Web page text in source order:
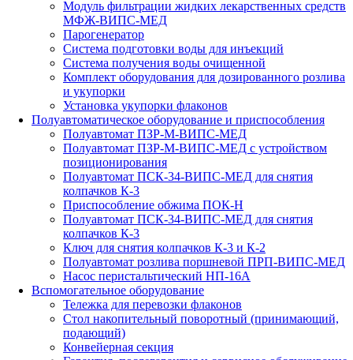
Модуль фильтрации жидких лекарственных средств
МФЖ-ВИПС-МЕД
Парогенератор
Система подготовки воды для инъекций
Система получения воды очищенной
Комплект оборудования для дозированного розлива
и укупорки
Установка укупорки флаконов
Полуавтоматическое оборудование и приспособления
Полуавтомат ПЗР-М-ВИПС-МЕД
Полуавтомат ПЗР-М-ВИПС-МЕД с устройством
позиционирования
Полуавтомат ПСК-34-ВИПС-МЕД для снятия
колпачков К-3
Приспособление обжима ПОК-Н
Полуавтомат ПСК-34-ВИПС-МЕД для снятия
колпачков К-3
Ключ для снятия колпачков К-3 и К-2
Полуавтомат розлива поршневой ПРП-ВИПС-МЕД
Насос перистальтический НП-16А
Вспомогательное оборудование
Тележка для перевозки флаконов
Стол накопительный поворотный (принимающий,
подающий)
Конвейерная секция